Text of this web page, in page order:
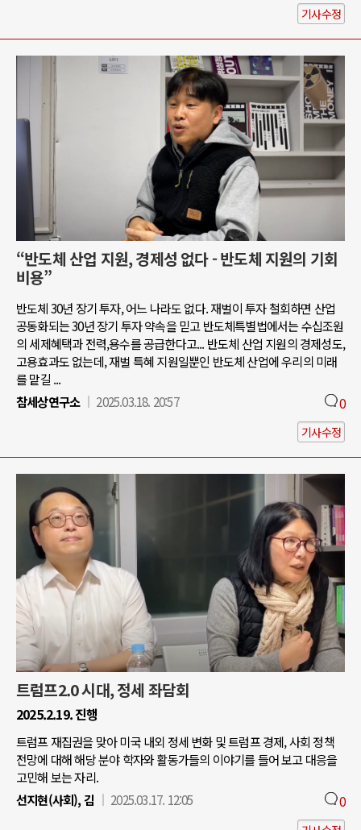
기사수정
“반도체 산업 지원, 경제성 없다 - 반도체 지원의 기회
비용”
반도체 30년 장기 투자, 어느 나라도 없다. 재벌이 투자 철회하면 산업
공동화되는 30년 장기 투자 약속을 믿고 반도체특별법에서는 수십조원
의 세제혜택과 전력,용수를 공급한다고... 반도체 산업 지원의 경제성도,
고용효과도 없는데, 재벌 특혜 지원일뿐인 반도체 산업에 우리의 미래
를 맡길 ...
참세상연구소
2025.03.18. 20:57 0
기사수정
트럼프2.0 시대, 정세 좌담회
2025.2.19. 진행
트럼프 재집권을 맞아 미국 내외 정세 변화 및 트럼프 경제, 사회 정책
전망에 대해 해당 분야 학자와 활동가들의 이야기를 들어 보고 대응을
고민해 보는 자리.
선지현(사회), 김
2025.03.17. 12:05 0